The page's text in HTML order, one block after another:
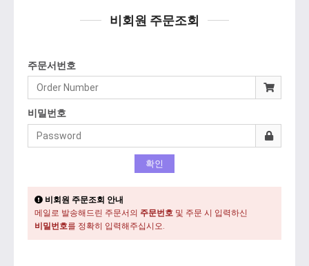
비회원 주문조회
주문서번호
비밀번호
비회원 주문조회 안내
메일로 발송해드린 주문서의 주문번호 및 주문 시 입력하신
비밀번호를 정확히 입력해주십시오.